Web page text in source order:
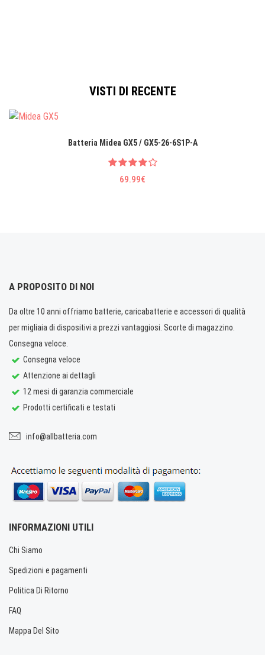
VISTI DI RECENTE
Batteria Midea GX5 / GX5-26-6S1P-A
69.99€
A PROPOSITO DI NOI
Da oltre 10 anni offriamo batterie, caricabatterie e accessori di qualità
per migliaia di dispositivi a prezzi vantaggiosi. Scorte di magazzino.
Consegna veloce.
Consegna veloce
Attenzione ai dettagli
12 mesi di garanzia commerciale
Prodotti certificati e testati
info@allbatteria.com
INFORMAZIONI UTILI
Chi Siamo
Spedizioni e pagamenti
Politica Di Ritorno
FAQ
Mappa Del Sito